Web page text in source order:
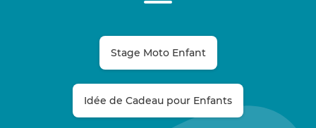
Stage Moto Enfant
Idée de Cadeau pour Enfants